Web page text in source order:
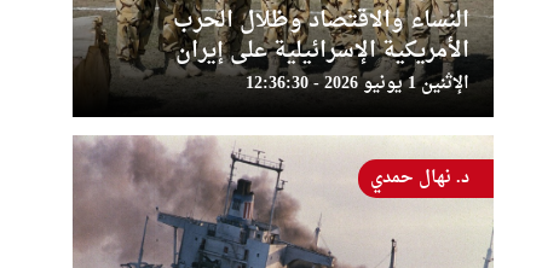
النساء والاقتصاد وظلال الحرب
الأمريكية الإسرائيلية على إيران
الإثنين 1 يونيو 2026 - 12:36:30
د. نهال حمدي